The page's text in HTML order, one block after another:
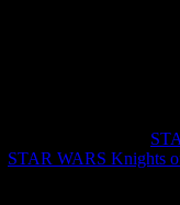
STAR WARS Knights